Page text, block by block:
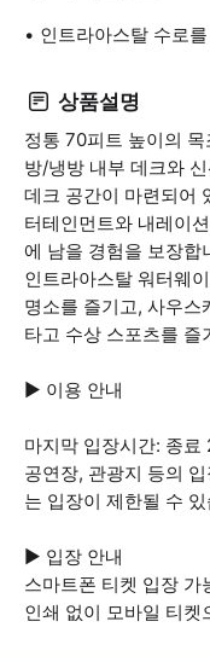
인트라아스탈 수로
상품설명
정통 70피트 높이의
방/냉방 내부 데크와
데크 공간이 마련되어
터테인먼트와 내레이
에 남을 경험을 보장합
인트라아스탈 워터웨
명소를 즐기고, 사우스
타고 수상 스포츠를 즐
▶ 이용 안내
마지막 입장시간: 종료
공연장, 관광지 등의
는 입장이 제한될 수
▶ 입장 안내
스마트폰 티켓 입장 가
인쇄 없이 모바일 티켓